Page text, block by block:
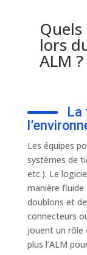
lors
ALM ?
La
Les équipes
systèmes de
etc.). Le
manière fluide
doublons et
connecteurs
jouent un rôle
plus l’ALM